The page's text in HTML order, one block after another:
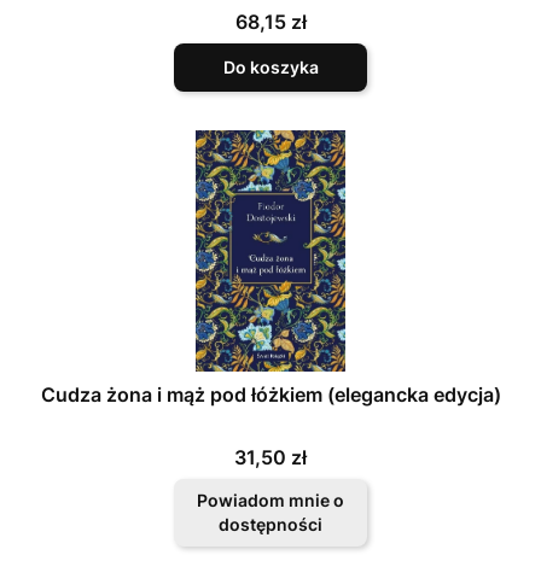
Cena
68,15 zł
Do koszyka
Cudza żona i mąż pod łóżkiem (elegancka edycja)
Cena
31,50 zł
Powiadom mnie o
dostępności